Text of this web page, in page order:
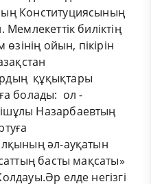
Конституциясының
биліктің
ойын, пікірін
құқықтары
болады: ол -
Назарбаевтың
әл-ауқатын
басты мақсаты»
елде негізгі